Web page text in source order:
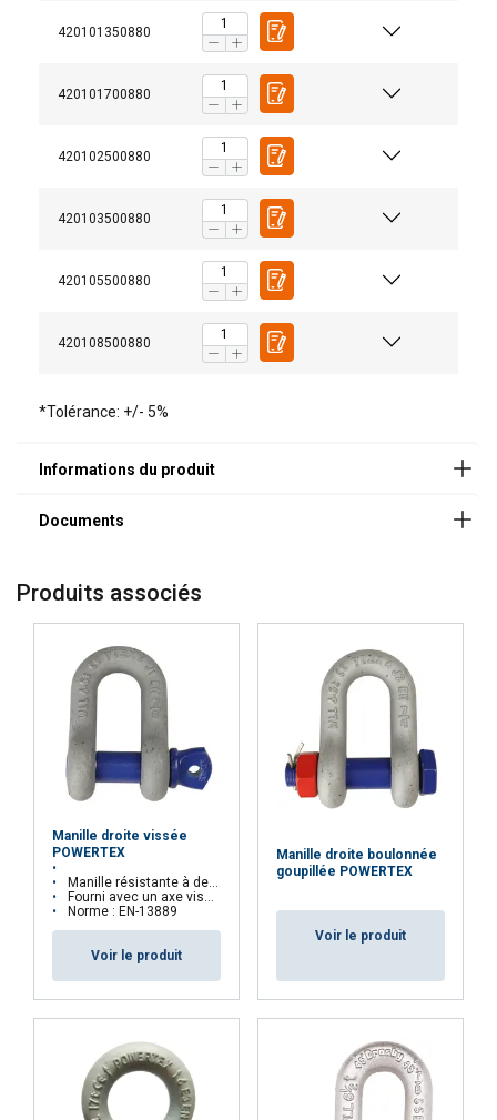
420101350880
420101700880
420102500880
420103500880
420105500880
420108500880
*Tolérance: +/- 5%
Matériau:
Marquage:
Plage de température d'utilisation:
Finition:
Norme:
Coefficient de sécurité:
Produits associés
Manille droite vissée
POWERTEX
Manille résistante à des environnements exigeants
Fourni avec un axe vissé pour une ouverture facile
Norme : EN-13889
Voir le produit
Manille droite boulonnée
goupillée POWERTEX
Voir le produit